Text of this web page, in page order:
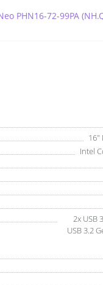
PHN16-72-99PA
16"
Intel
2x USB
USB 3.2